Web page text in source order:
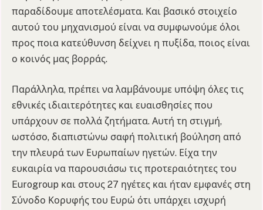
παραδίδουμε αποτελέσματα. Και βασικό στοιχείο
αυτού του μηχανισμού είναι να συμφωνούμε όλοι
προς ποια κατεύθυνση δείχνει η πυξίδα, ποιος είναι
ο κοινός μας βορράς.
Παράλληλα, πρέπει να λαμβάνουμε υπόψη όλες τις
εθνικές ιδιαιτερότητες και ευαισθησίες που
υπάρχουν σε πολλά ζητήματα. Αυτή τη στιγμή,
ωστόσο, διαπιστώνω σαφή πολιτική βούληση από
την πλευρά των Ευρωπαίων ηγετών. Είχα την
ευκαιρία να παρουσιάσω τις προτεραιότητες του
Eurogroup και στους 27 ηγέτες και ήταν εμφανές στη
Σύνοδο Κορυφής του Ευρώ ότι υπάρχει ισχυρή